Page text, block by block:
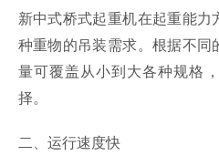
新中式桥式起重机在起重能
种重物的吊装需求。根据不
量可覆盖从小到大各种规格
择。
二、运行速度快